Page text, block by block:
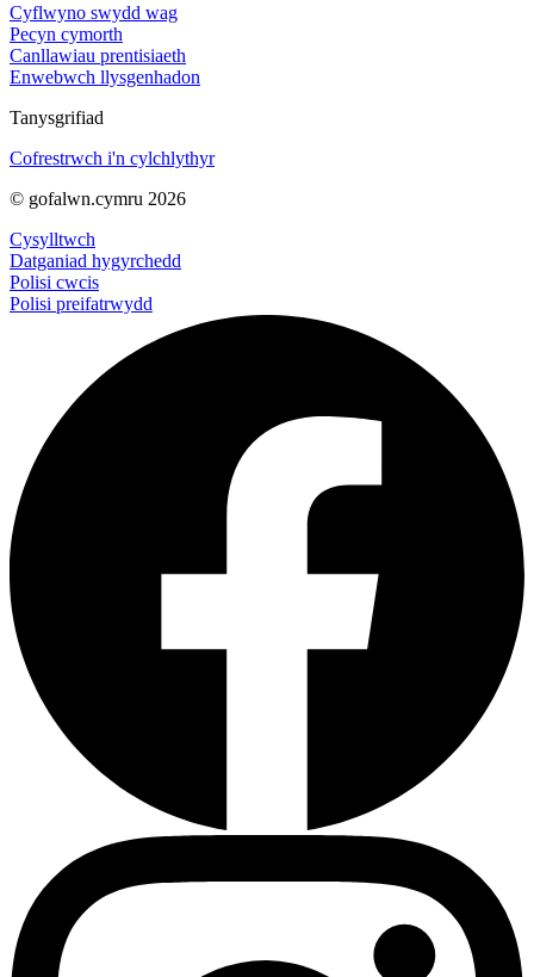
Cyflwyno swydd wag
Pecyn cymorth
Canllawiau prentisiaeth
Enwebwch llysgenhadon
Tanysgrifiad
Cofrestrwch i'n cylchlythyr
© gofalwn.cymru 2026
Cysylltwch
Datganiad hygyrchedd
Polisi cwcis
Polisi preifatrwydd